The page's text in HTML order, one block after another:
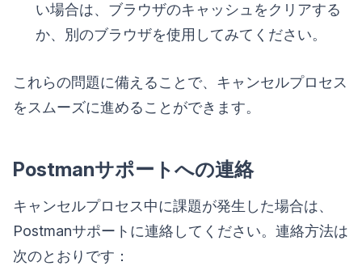
い場合は、ブラウザのキャッシュをクリアする
か、別のブラウザを使用してみてください。
これらの問題に備えることで、キャンセルプロセス
をスムーズに進めることができます。
Postmanサポートへの連絡
キャンセルプロセス中に課題が発生した場合は、
Postmanサポートに連絡してください。連絡方法は
次のとおりです：